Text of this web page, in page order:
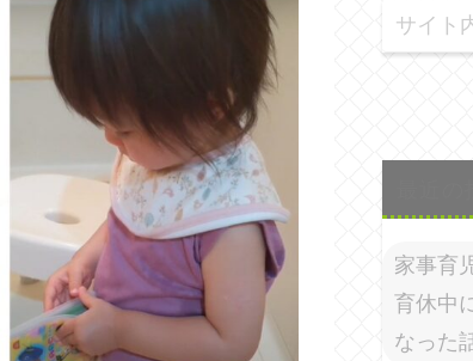
家事育
育休中
なった